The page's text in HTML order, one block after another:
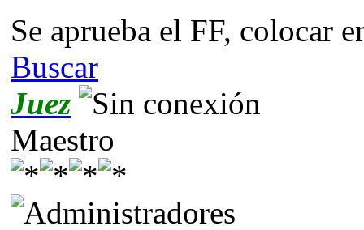
Se aprueba el FF, colocar
Buscar
Juez
Maestro